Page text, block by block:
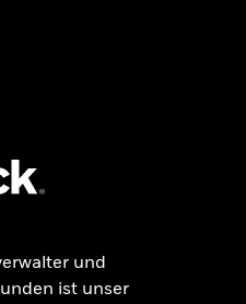
und
ist unser